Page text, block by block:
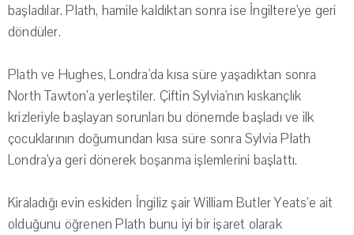
başladılar. Plath, hamile kaldıktan sonra ise İngiltere'ye geri
döndüler.
Plath ve Hughes, Londra'da kısa süre yaşadıktan sonra
North Tawton'a yerleştiler. Çiftin Sylvia'nın kıskançlık
krizleriyle başlayan sorunları bu dönemde başladı ve ilk
çocuklarının doğumundan kısa süre sonra Sylvia Plath
Londra'ya geri dönerek boşanma işlemlerini başlattı.
Kiraladığı evin eskiden İngiliz şair William Butler Yeats'e ait
olduğunu öğrenen Plath bunu iyi bir işaret olarak